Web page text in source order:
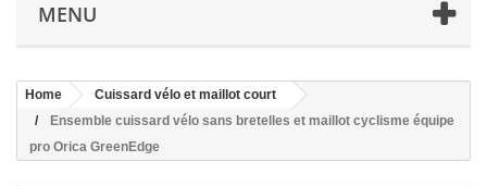
MENU
Home
Cuissard vélo et maillot court
Ensemble cuissard vélo sans bretelles et maillot cyclisme équipe
pro Orica GreenEdge